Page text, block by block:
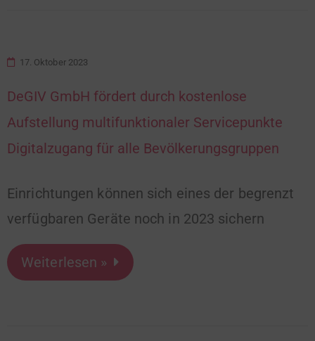
17. Oktober 2023
DeGIV GmbH fördert durch kostenlose
Aufstellung multifunktionaler Servicepunkte
Digitalzugang für alle Bevölkerungsgruppen
Einrichtungen können sich eines der begrenzt
verfügbaren Geräte noch in 2023 sichern
Weiterlesen »